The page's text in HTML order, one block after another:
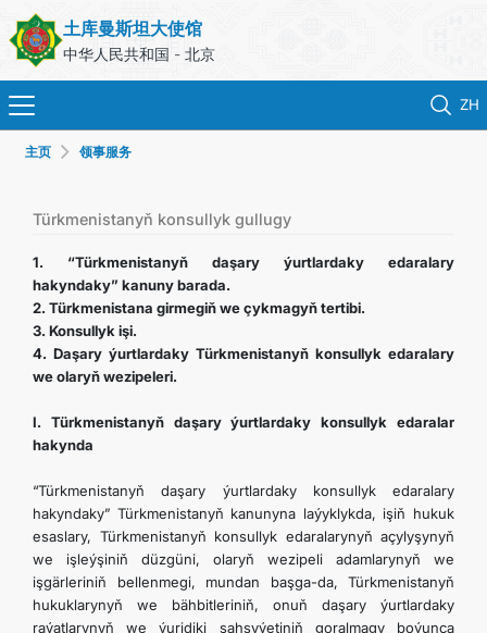
土库曼斯坦大使馆
中华人民共和国 - 北京
ZH
新闻
土库曼斯坦
主页 领事服务
Türkmenistanyň konsullyk gullugy
1. “Türkmenistanyň daşary ýurtlardaky edaralary
hakyndaky” kanuny barada.
2. Türkmenistana girmegiň we çykmagyň tertibi.
3. Konsullyk işi.
4. Daşary ýurtlardaky Türkmenistanyň konsullyk edaralary
we olaryň wezipeleri.
I. Türkmenistanyň daşary ýurtlardaky konsullyk edaralar
hakynda
“Türkmenistanyň daşary ýurtlardaky konsullyk edaralary
hakyndaky” Türkmenistanyň kanunyna laýyklykda, işiň hukuk
esaslary, Türkmenistanyň konsullyk edaralarynyň açylyşynyň
we işleýşiniň düzgüni, olaryň wezipeli adamlarynyň we
işgärleriniň bellenmegi, mundan başga-da, Türkmenistanyň
hukuklarynyň we bähbitleriniň, onuň daşary ýurtlardaky
raýatlarynyň we ýuridiki şahsyýetiniň goralmagy boýunça